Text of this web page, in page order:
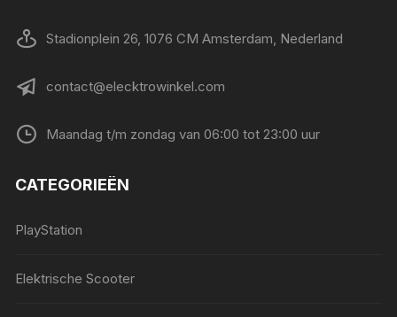
Stadionplein 26, 1076 CM Amsterdam, Nederland
contact@elecktrowinkel.com
Maandag t/m zondag van 06:00 tot 23:00 uur
CATEGORIEËN
PlayStation
Elektrische Scooter